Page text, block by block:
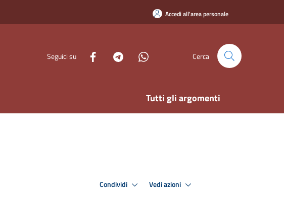
Accedi all'area personale
Seguici su Cerca
Tutti gli argomenti
Condividi Vedi azioni